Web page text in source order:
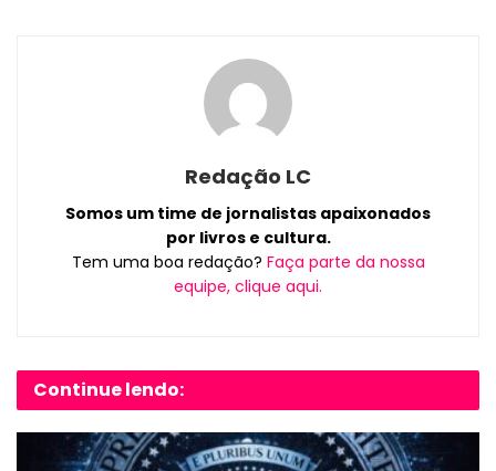
Redação LC
Somos um time de jornalistas apaixonados
por livros e cultura.
Tem uma boa redação? Faça parte da nossa
equipe, clique aqui.
Continue lendo: